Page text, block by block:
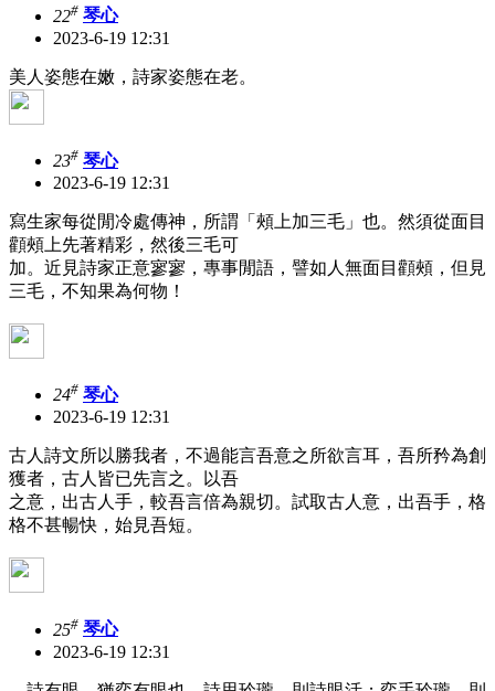
22# 琴心
2023-6-19 12:31
美人姿態在嫩，詩家姿態在老。
23# 琴心
2023-6-19 12:31
寫生家每從閒冷處傳神，所謂「頰上加三毛」也。然須從面目
顴頰上先著精彩，然後三毛可
加。近見詩家正意寥寥，專事閒語，譬如人無面目顴頰，但見
三毛，不知果為何物！
24# 琴心
2023-6-19 12:31
古人詩文所以勝我者，不過能言吾意之所欲言耳，吾所矜為創
獲者，古人皆已先言之。以吾
之意，出古人手，較吾言倍為親切。試取古人意，出吾手，格
格不甚暢快，始見吾短。
25# 琴心
2023-6-19 12:31